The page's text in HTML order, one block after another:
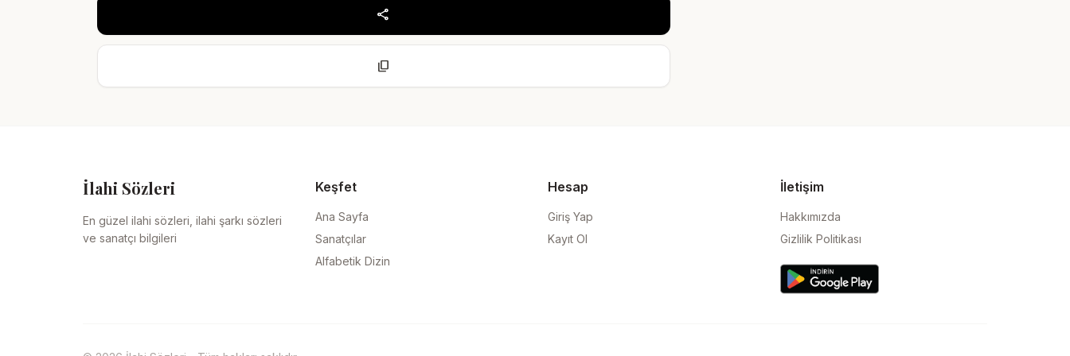
share
content_copy
İlahi Sözleri
En güzel ilahi sözleri, ilahi şarkı sözleri
ve sanatçı bilgileri
Keşfet
Ana Sayfa
Sanatçılar
Alfabetik Dizin
Hesap
Giriş Yap
Kayıt Ol
İletişim
Hakkımızda
Gizlilik Politikası